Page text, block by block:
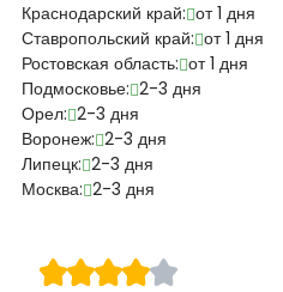
Краснодарский край: от 1 дня
Ставропольский край: от 1 дня
Ростовская область: от 1 дня
Подмосковье: 2-3 дня
Орел: 2-3 дня
Воронеж: 2-3 дня
Липецк: 2-3 дня
Москва: 2-3 дня